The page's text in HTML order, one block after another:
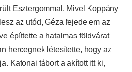
Esztergommal. Mivel Koppány
az utód, Géza fejedelem az
építtette a hatalmas földvárat
hercegnek létesítette, hogy az
Katonai tábort alakított itt ki,